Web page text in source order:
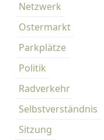
Netzwerk
Ostermarkt
Parkplätze
Politik
Radverkehr
Selbstverständnis
Sitzung